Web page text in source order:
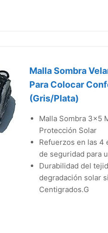
Malla Sombra
Para Colocar
(Gris/Plata)
Malla Sombra 3x5
Protección Solar
Refuerzos en las 4
de seguridad para
Durabilidad del
degradación solar
Centigrados.G